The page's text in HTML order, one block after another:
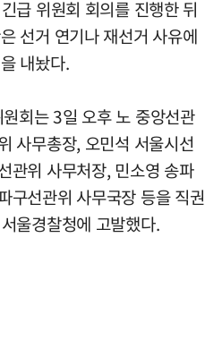
급 위원회 회의를 진행한 뒤
선거 연기나 재선거 사유에
내놨다.
회는 3일 오후 노 중앙선관
사무총장, 오민석 서울시선
관위 사무처장, 민소영 송파
구선관위 사무국장 등을 직권
울경찰청에 고발했다.